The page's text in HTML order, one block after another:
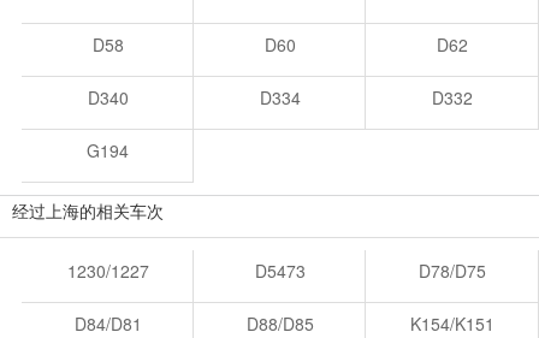
D58 D60 D62
D340 D334 D332
G194
经过上海的相关车次
1230/1227 D5473 D78/D75
D84/D81 D88/D85 K154/K151